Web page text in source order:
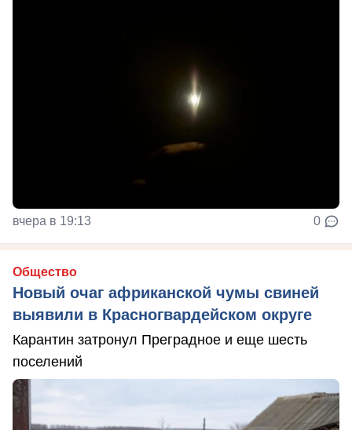
вчера в 19:13 0
Общество
Новый очаг африканской чумы свиней
выявили в Красногвардейском округе
Карантин затронул Преградное и еще шесть
поселений